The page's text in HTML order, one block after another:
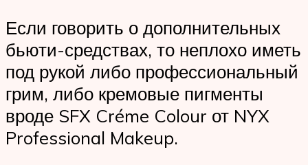
Если говорить о дополнительных
бьюти-средствах, то неплохо иметь
под рукой либо профессиональный
грим, либо кремовые пигменты
вроде SFX Créme Colour от NYX
Professional Makeup.